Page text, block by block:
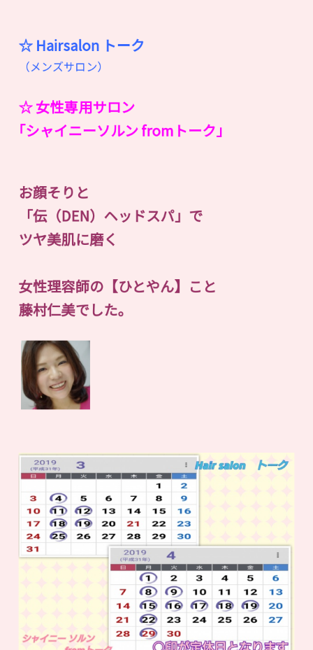
☆ Hairsalon トーク
（メンズサロン）
☆ 女性専用サロン
｢シャイニーソルン fromトーク｣
お顔そりと
「伝（DEN）ヘッドスパ」で
ツヤ美肌に磨く
女性理容師の【ひとやん】こと
藤村仁美でした。